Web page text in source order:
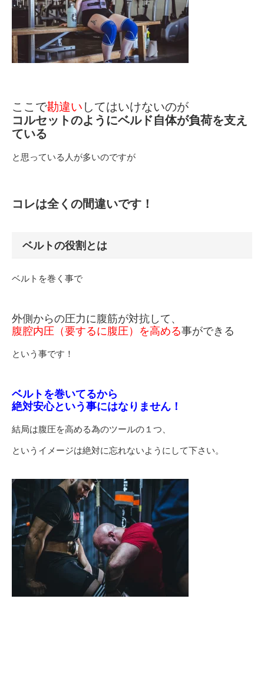
ここで勘違い してはいけないのが
コルセットのようにベルド自体が負荷を支え
ている
と思っている人が多いのですが
コレは全くの間違いです！
ベルトの役割とは
ベルトを巻く事で
外側からの圧力に腹筋が対抗して、
腹腔内圧（要するに腹圧）を高める事ができる
という事です！
ベルトを巻いてるから
絶対安心という事にはなりません！
結局は腹圧を高める為のツールの１つ、
というイメージは絶対に忘れないようにして下さい。